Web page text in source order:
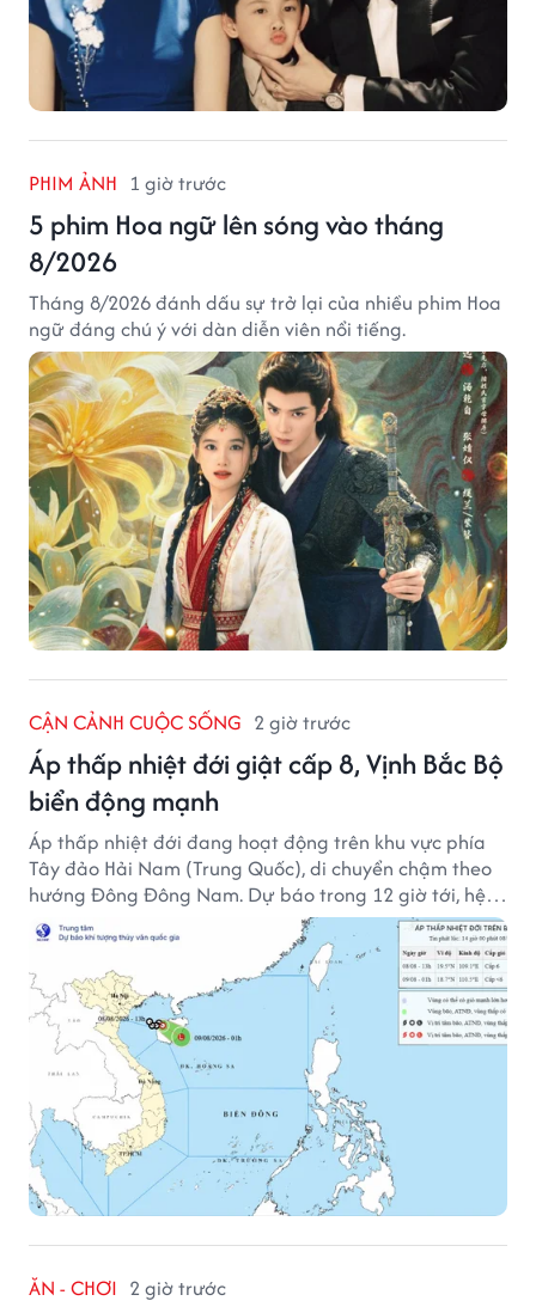
PHIM ẢNH 1 giờ trước
5 phim Hoa ngữ lên sóng vào tháng
8/2026
Tháng 8/2026 đánh dấu sự trở lại của nhiều phim Hoa
ngữ đáng chú ý với dàn diễn viên nổi tiếng.
CẬN CẢNH CUỘC SỐNG 2 giờ trước
Áp thấp nhiệt đới giật cấp 8, Vịnh Bắc Bộ
biển động mạnh
Áp thấp nhiệt đới đang hoạt động trên khu vực phía
Tây đảo Hải Nam (Trung Quốc), di chuyển chậm theo
hướng Đông Đông Nam. Dự báo trong 12 giờ tới, hệ
thống này suy yếu dần thành vùng áp thấp.
ĂN - CHƠI 2 giờ trước